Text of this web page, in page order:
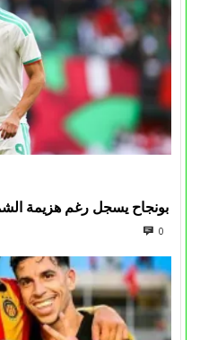
بونجاح يسجل رغم هزيمة
0